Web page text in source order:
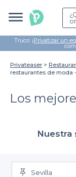
Truco: ¡Privatizar un
Privateaser
restaurantes de moda
Los
Nuestra
Sevilla